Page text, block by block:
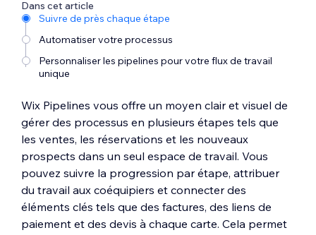
Dans cet article
Suivre de près chaque étape
Automatiser votre processus
Personnaliser les pipelines pour votre flux de travail
unique
Wix Pipelines vous offre un moyen clair et visuel de
gérer des processus en plusieurs étapes tels que
les ventes, les réservations et les nouveaux
prospects dans un seul espace de travail. Vous
pouvez suivre la progression par étape, attribuer
du travail aux coéquipiers et connecter des
éléments clés tels que des factures, des liens de
paiement et des devis à chaque carte. Cela permet